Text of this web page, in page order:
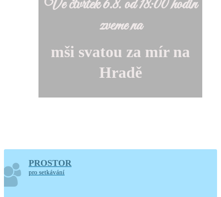
Ve čtvrtek 6.8. od 18:00 hodin
zveme na
mši svatou za mír na
Hradě
Farnost Mladá Vožice ve
PROSTOR
pro setkávání